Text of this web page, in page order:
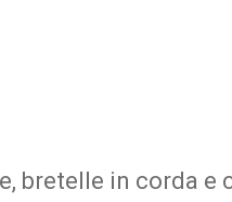
bretelle in corda e